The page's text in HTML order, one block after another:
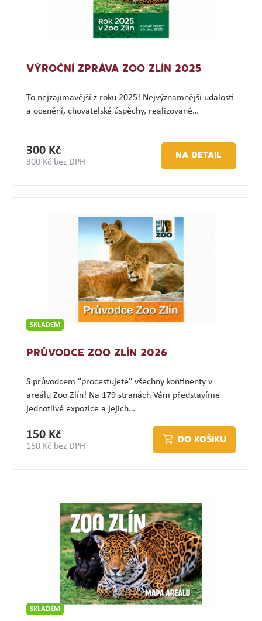
VÝROČNÍ ZPRÁVA ZOO ZLÍN 2025
To nejzajímavější z roku 2025! Nejvýznamnější události
a ocenění, chovatelské úspěchy, realizované…
300 Kč
300 Kč bez DPH
NA DETAIL
SKLADEM
PRŮVODCE ZOO ZLÍN 2026
S průvodcem "procestujete" všechny kontinenty v
areálu Zoo Zlín! Na 179 stranách Vám představíme
jednotlivé expozice a jejich…
150 Kč
150 Kč bez DPH
DO KOŠÍKU
SKLADEM